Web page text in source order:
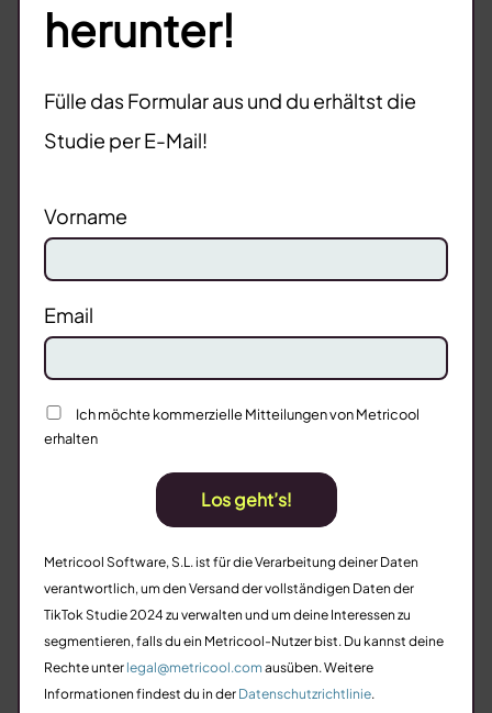
herunter!
Fülle das Formular aus und du erhältst die
Studie per E-Mail!
Vorname
Email
Ich möchte kommerzielle Mitteilungen von Metricool
erhalten
Los geht’s!
Metricool Software, S.L. ist für die Verarbeitung deiner Daten
verantwortlich, um den Versand der vollständigen Daten der
TikTok Studie 2024 zu verwalten und um deine Interessen zu
segmentieren, falls du ein Metricool-Nutzer bist. Du kannst deine
Rechte unter legal@metricool.com ausüben. Weitere
Informationen findest du in der Datenschutzrichtlinie.